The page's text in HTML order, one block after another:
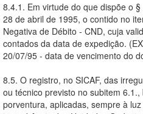
8.4.1. Em virtude do que dispõe o
28 de abril de 1995, o contido no
Negativa de Débito - CND, cuja
contados da data de expedição.
20/07/95 - data de vencimento do
8.5. O registro, no SICAF, das
ou técnico previsto no subitem
porventura, aplicadas, sempre à